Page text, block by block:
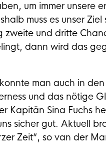
um immer unsere
muss es unser
und dritte
dann wird das
man auch in
und das nötige
Kapitän Sina Fuchs
sicher gut. Aktuell
Zeit“, so van der